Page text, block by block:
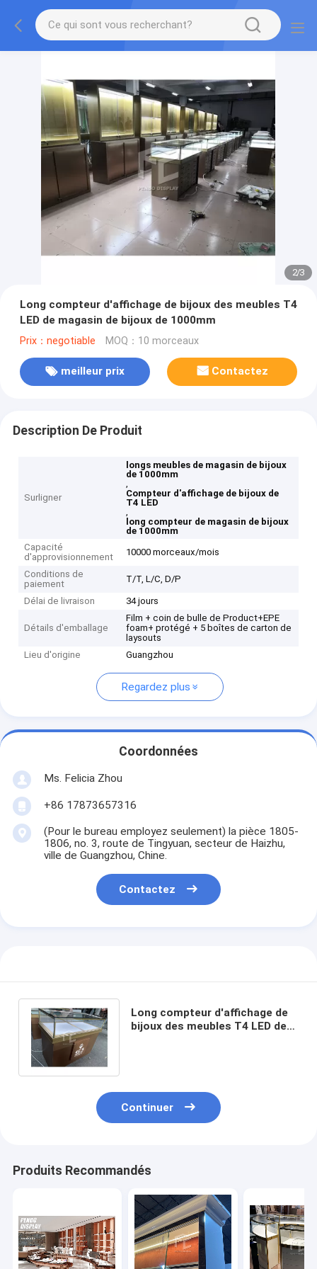
2/3
Long compteur d'affichage de bijoux des meubles T4
LED de magasin de bijoux de 1000mm
Prix：negotiable MOQ：10 morceaux
meilleur prix Contactez
Description De Produit
Surligner
longs meubles de magasin de bijoux
de 1000mm
,
Compteur d'affichage de bijoux de
T4 LED
,
long compteur de magasin de bijoux
de 1000mm
Capacité
d'approvisionnement
10000 morceaux/mois
Conditions de
paiement
T/T, L/C, D/P
Délai de livraison 34 jours
Détails d'emballage
Film + coin de bulle de Product+EPE
foam+ protégé + 5 boîtes de carton de
laysouts
Lieu d'origine
Guangzhou
Regardez plus
Coordonnées
Ms. Felicia Zhou
+86 17873657316
(Pour le bureau employez seulement) la pièce 1805-
1806, no. 3, route de Tingyuan, secteur de Haizhu,
ville de Guangzhou, Chine.
Contactez
Long compteur d'affichage de
bijoux des meubles T4 LED de
Continuer
Produits Recommandés